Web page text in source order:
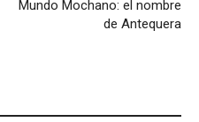
Mundo Mochano: el nombre
de Antequera